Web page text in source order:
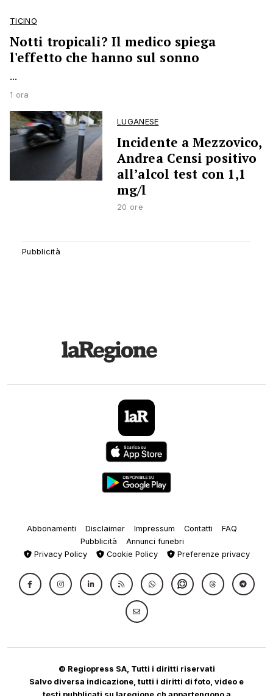
TICINO
Notti tropicali? Il medico spiega
l'effetto che hanno sul sonno
...
1 ora
LUGANESE
Incidente a Mezzovico,
Andrea Censi positivo
all’alcol test con 1,1
mg/l
20 ore
Abbonamenti Disclaimer Impressum Contatti
FAQ
Pubblicità
Annunci funebri
Privacy Policy
Cookie Policy Preferenze privacy
© Regiopress SA, Tutti i diritti riservati
Salvo diversa indicazione, tutti i diritti di foto, video e